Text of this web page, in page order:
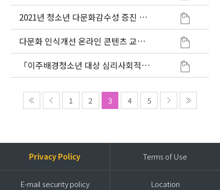
2021년 청소년 다문화감수성 증진 프
로그램(다가감) 운영기관 모집
다문화 인식개선 온라인 콘텐츠 교육
자료 제작 및 보급
「이주배경청소년 대상 심리사회적응
척도」4개 언어로 연구개발
1 2 3 4 5
Privacy Policy Terms of Use
E-mail security policy Location